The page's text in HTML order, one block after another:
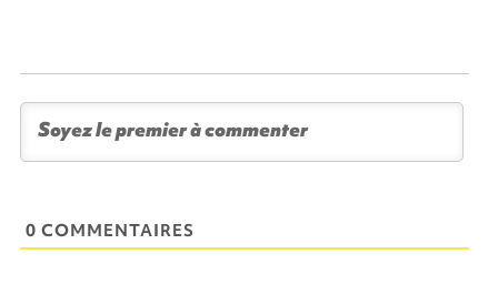
0 COMMENTAIRES